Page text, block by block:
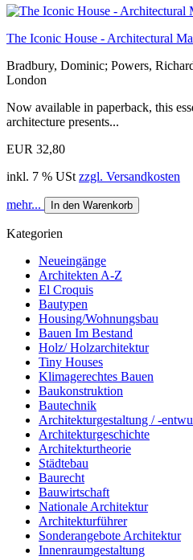
The Iconic House - Architectural
Bradbury, Dominic; Powers,
London
Now available in paperback, this
architecture presents...
EUR 32,80
inkl. 7 % USt zzgl. Versandkosten
mehr... In den Warenkorb
Kategorien
Neueingänge
Architekten A-Z
El Croquis
Bautypen
Housing/Wohnungsbau
Bauen Im Bestand
Holz/ Holzarchitektur
Tiny Houses
Klimagerechtes Bauen
Baukonstruktion
Bautechnik
Architekturgestaltung / -
Architekturgeschichte
Architekturtheorie
Städtebau
Baurecht
Bauwirtschaft
Nationale Architektur
Architekturführer
Sonderangebote Architektur
Innenraumgestaltung